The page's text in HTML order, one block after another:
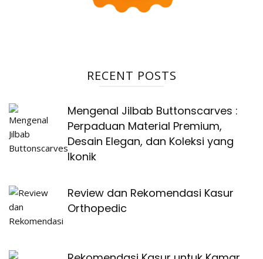
RECENT POSTS
Mengenal Jilbab Buttonscarves :
Perpaduan Material Premium,
Desain Elegan, dan Koleksi yang
Ikonik
Review dan Rekomendasi Kasur
Orthopedic